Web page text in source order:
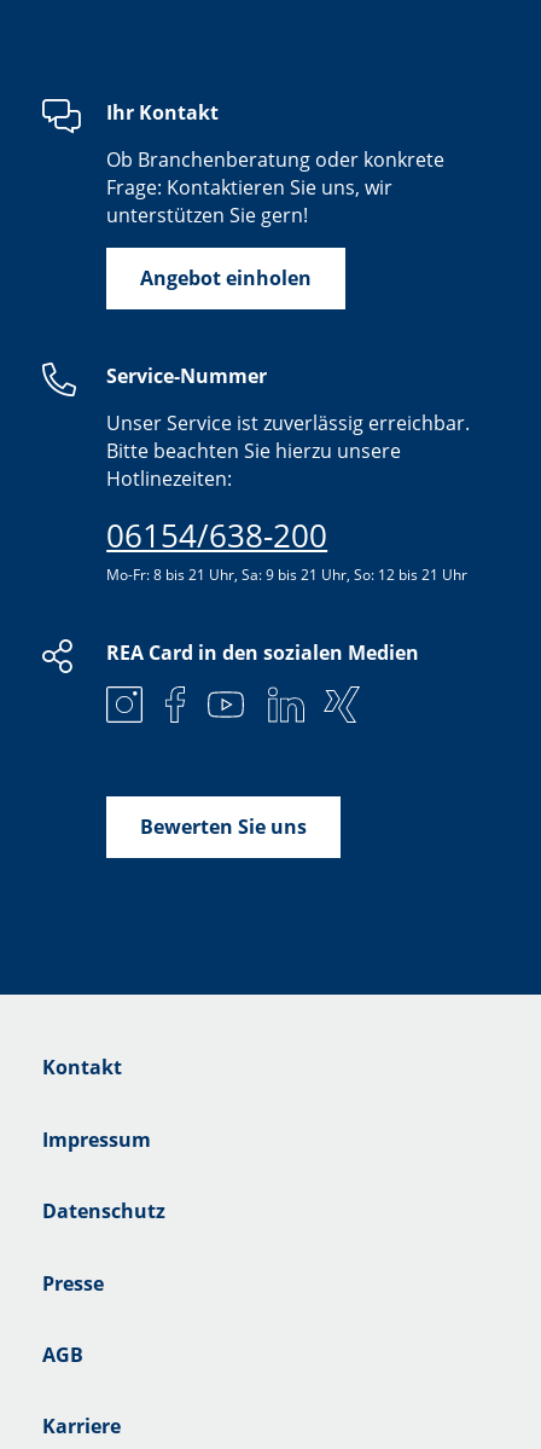
Ihr Kontakt
Ob Branchenberatung oder konkrete
Frage: Kontaktieren Sie uns, wir
unterstützen Sie gern!
Angebot einholen
Service-Nummer
Unser Service ist zuverlässig erreichbar.
Bitte beachten Sie hierzu unsere
Hotlinezeiten:
06154/638-200
Mo-Fr: 8 bis 21 Uhr, Sa: 9 bis 21 Uhr, So: 12 bis 21 Uhr
REA Card in den sozialen Medien
Bewerten Sie uns
Kontakt
Impressum
Datenschutz
Presse
AGB
Karriere